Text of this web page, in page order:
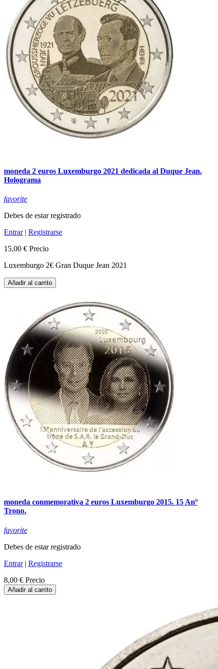
moneda 2 euros Luxemburgo 2021 dedicada al Duque Jean.
Holograma
favorite
Debes de estar registrado
Entrar| Registrarse
15,00 € Precio
Luxemburgo 2€ Gran Duque Jean 2021
Añadir al carrito
moneda conmemorativa 2 euros Luxemburgo 2015. 15 Anº
Trono.
favorite
Debes de estar registrado
Entrar| Registrarse
8,00 € Precio
Añadir al carrito